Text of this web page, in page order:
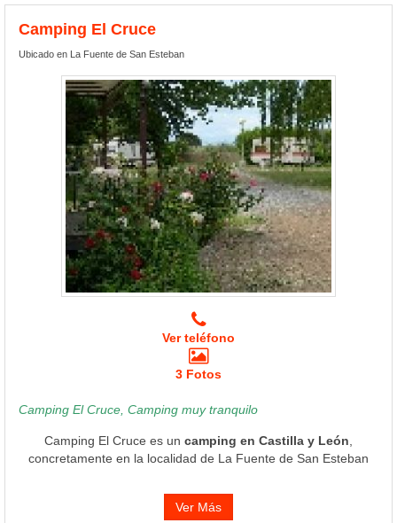
Camping El Cruce
Ubicado en La Fuente de San Esteban
Ver teléfono
3 Fotos
Camping El Cruce, Camping muy tranquilo
Camping El Cruce es un camping en Castilla y León
concretamente en la localidad de La Fuente de San Esteban
Ver Más